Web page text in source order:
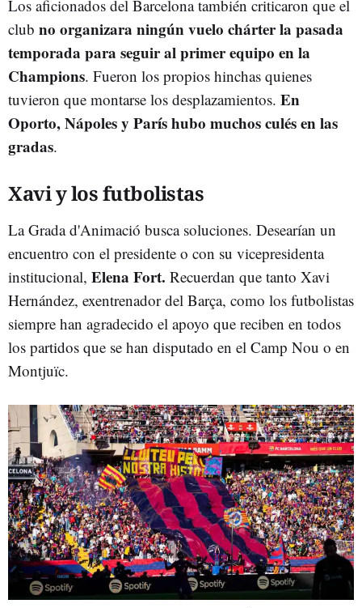
Los aficionados del Barcelona también criticaron que el
club no organizara ningún vuelo chárter la pasada
temporada para seguir al primer equipo en la
Champions. Fueron los propios hinchas quienes
tuvieron que montarse los desplazamientos. En
Oporto, Nápoles y París hubo muchos culés en las
gradas.
Xavi y los futbolistas
La Grada d'Animació busca soluciones. Desearían un
encuentro con el presidente o con su vicepresidenta
institucional, Elena Fort. Recuerdan que tanto Xavi
Hernández, exentrenador del Barça, como los futbolistas
siempre han agradecido el apoyo que reciben en todos
los partidos que se han disputado en el Camp Nou o en
Montjuïc.